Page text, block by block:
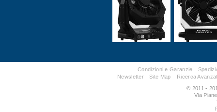
Condizioni e Garanzie
Newsletter
Site Map
Ricerca
© 2011 -
Via